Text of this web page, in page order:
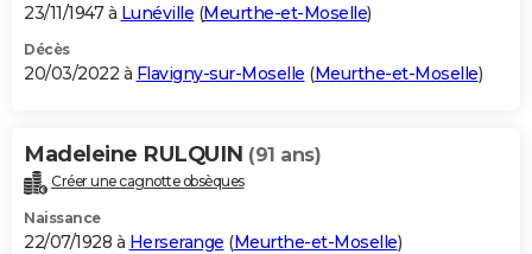
S'inscrire
Se connecter
Lycées
Collèges
Primaires
Universités
Entreprises
Service militaire
Avis de recherche
AVIS DE DÉCÈS
Bricolage
Lifestyle
Culture
Sport
Auto
Television
Voyage
Cinema
23/11/1947 à Lunéville (Meurthe-et-Moselle)
Décès
20/03/2022 à Flavigny-sur-Moselle (Meurthe-et-Moselle)
Madeleine RULQUIN (91 ans)
Créer une cagnotte obsèques
Naissance
22/07/1928 à Herserange (Meurthe-et-Moselle)